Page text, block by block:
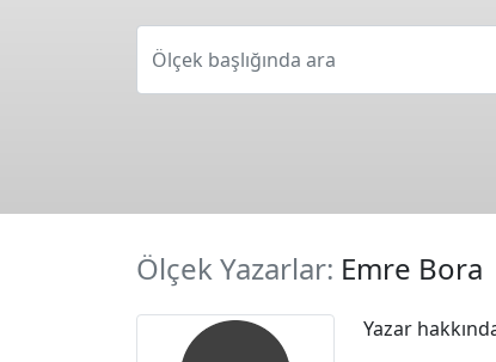
Ölçek başlığında ara
Ölçek Yazarlar: Emre Bora
Yazar